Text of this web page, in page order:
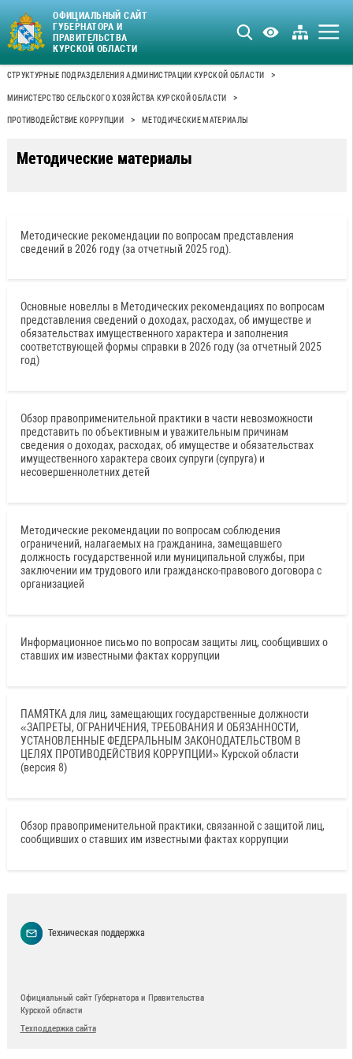
ОФИЦИАЛЬНЫЙ САЙТ
ГУБЕРНАТОРА И
ПРАВИТЕЛЬСТВА
КУРСКОЙ ОБЛАСТИ
СТРУКТУРНЫЕ ПОДРАЗДЕЛЕНИЯ АДМИНИСТРАЦИИ КУРСКОЙ ОБЛАСТИ >
МИНИСТЕРСТВО СЕЛЬСКОГО ХОЗЯЙСТВА КУРСКОЙ ОБЛАСТИ >
ПРОТИВОДЕЙСТВИЕ КОРРУПЦИИ > МЕТОДИЧЕСКИЕ МАТЕРИАЛЫ
Методические материалы
Методические рекомендации по вопросам представления
сведений в 2026 году (за отчетный 2025 год).
Основные новеллы в Методических рекомендациях по вопросам
представления сведений о доходах, расходах, об имуществе и
обязательствах имущественного характера и заполнения
соответствующей формы справки в 2026 году (за отчетный 2025
год)
Обзор правоприменительной практики в части невозможности
представить по объективным и уважительным причинам
сведения о доходах, расходах, об имуществе и обязательствах
имущественного характера своих супруги (супруга) и
несовершеннолетних детей
Методические рекомендации по вопросам соблюдения
ограничений, налагаемых на гражданина, замещавшего
должность государственной или муниципальной службы, при
заключении им трудового или гражданско-правового договора с
организацией
Информационное письмо по вопросам защиты лиц, сообщивших о
ставших им известными фактах коррупции
ПАМЯТКА для лиц, замещающих государственные должности
«ЗАПРЕТЫ, ОГРАНИЧЕНИЯ, ТРЕБОВАНИЯ И ОБЯЗАННОСТИ,
УСТАНОВЛЕННЫЕ ФЕДЕРАЛЬНЫМ ЗАКОНОДАТЕЛЬСТВОМ В
ЦЕЛЯХ ПРОТИВОДЕЙСТВИЯ КОРРУПЦИИ» Курской области
(версия 8)
Обзор правоприменительной практики, связанной с защитой лиц,
сообщивших о ставших им известными фактах коррупции
Техническая поддержка
Официальный сайт Губернатора и Правительства
Курской области
Техподдержка сайта